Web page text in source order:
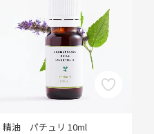
精油 パチュリ 10ml